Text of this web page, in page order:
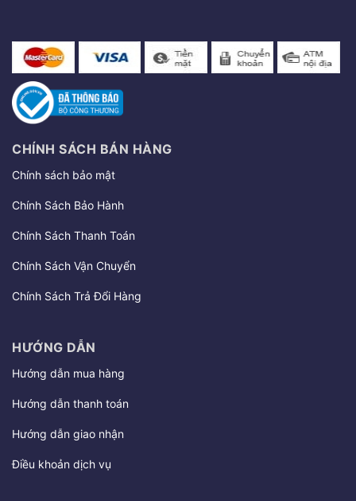
CHÍNH SÁCH BÁN HÀNG
Chính sách bảo mật
Chính Sách Bảo Hành
Chính Sách Thanh Toán
Chính Sách Vận Chuyển
Chính Sách Trả Đổi Hàng
HƯỚNG DẪN
Hướng dẫn mua hàng
Hướng dẫn thanh toán
Hướng dẫn giao nhận
Điều khoản dịch vụ